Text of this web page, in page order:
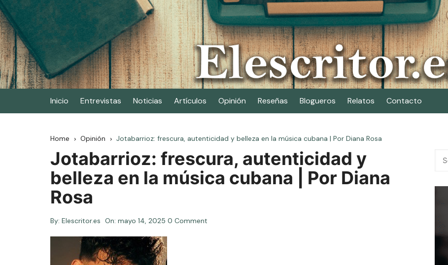
Skip
to
content
Elescritor.es
El periódico digital de los escritores
Inicio Entrevistas Noticias Artículos Opinión Reseñas Blogueros Relatos Contacto
Home Opinión Jotabarrioz: frescura, autenticidad y belleza en la música cubana | Por Diana Rosa
Jotabarrioz: frescura, autenticidad y
belleza en la música cubana | Por Diana
Rosa
By: Elescritor.es On: mayo 14, 2025 0 Comment